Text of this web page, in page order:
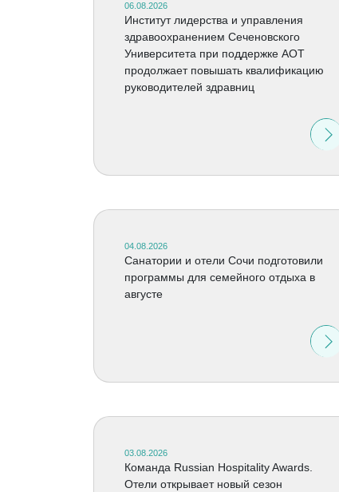
06.08.2026
Институт лидерства и управления
здравоохранением Сеченовского
Университета при поддержке АОТ
продолжает повышать квалификацию
руководителей здравниц
04.08.2026
Санатории и отели Сочи подготовили
программы для семейного отдыха в
августе
03.08.2026
Команда Russian Hospitality Awards.
Отели открывает новый сезон